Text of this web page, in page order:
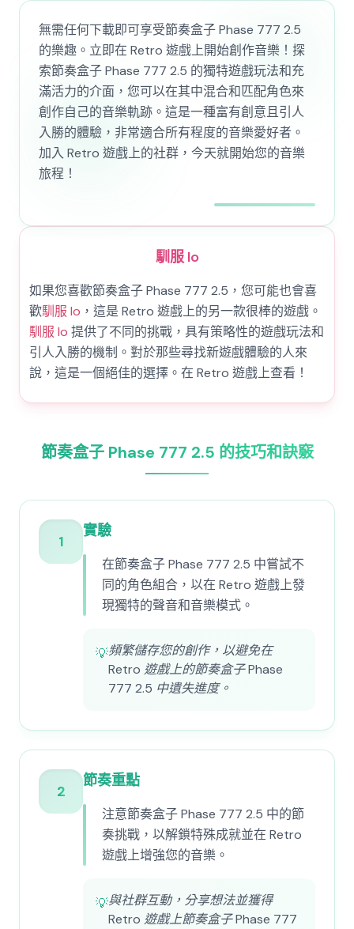
無需任何下載即可享受節奏盒子 Phase 777 2.5
的樂趣。立即在 Retro 遊戲上開始創作音樂！探
索節奏盒子 Phase 777 2.5 的獨特遊戲玩法和充
滿活力的介面，您可以在其中混合和匹配角色來
創作自己的音樂軌跡。這是一種富有創意且引人
入勝的體驗，非常適合所有程度的音樂愛好者。
加入 Retro 遊戲上的社群，今天就開始您的音樂
旅程！
馴服 Io
如果您喜歡節奏盒子 Phase 777 2.5，您可能也會喜
歡馴服 Io ，這是 Retro 遊戲上的另一款很棒的遊戲。
馴服 Io 提供了不同的挑戰，具有策略性的遊戲玩法和
引人入勝的機制。對於那些尋找新遊戲體驗的人來
說，這是一個絕佳的選擇。在 Retro 遊戲上查看！
節奏盒子 Phase 777 2.5 的技巧和訣竅
1
實驗
在節奏盒子 Phase 777 2.5 中嘗試不
同的角色組合，以在 Retro 遊戲上發
現獨特的聲音和音樂模式。
💡頻繁儲存您的創作，以避免在
Retro 遊戲上的節奏盒子 Phase
777 2.5 中遺失進度。
2
節奏重點
注意節奏盒子 Phase 777 2.5 中的節
奏挑戰，以解鎖特殊成就並在 Retro
遊戲上增強您的音樂。
💡與社群互動，分享想法並獲得
Retro 遊戲上節奏盒子 Phase 777